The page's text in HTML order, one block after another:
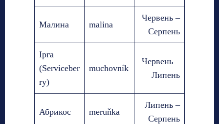
Малина malina
Червень –
Серпень
Ірга
(Serviceber
ry)
muchovník
Червень –
Липень
Абрикос meruňka
Липень –
Серпень